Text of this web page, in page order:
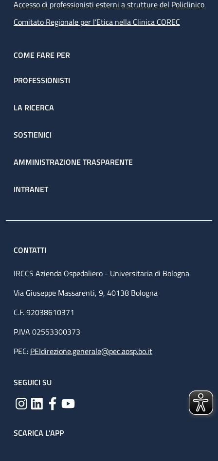
Accesso di professionisti esterni a strutture del Policlinico
Comitato Regionale per l’Etica nella Clinica COREC
COME FARE PER
PROFESSIONISTI
LA RICERCA
SOSTIENICI
AMMINISTRAZIONE TRASPARENTE
INTRANET
CONTATTI
IRCCS Azienda Ospedaliero - Universitaria di Bologna
Via Giuseppe Massarenti, 9, 40138 Bologna
C.F. 92038610371
P.IVA 02553300373
PEC: PEIdirezione.generale@pec.aosp.bo.it
SEGUICI SU
SCARICA L'APP